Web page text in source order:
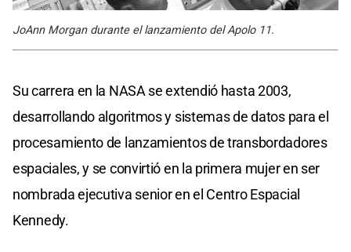
JoAnn Morgan durante el lanzamiento del Apolo 11.
Su carrera en la NASA se extendió hasta 2003,
desarrollando algoritmos y sistemas de datos para el
procesamiento de lanzamientos de transbordadores
espaciales, y se convirtió en la primera mujer en ser
nombrada ejecutiva senior en el Centro Espacial
Kennedy.